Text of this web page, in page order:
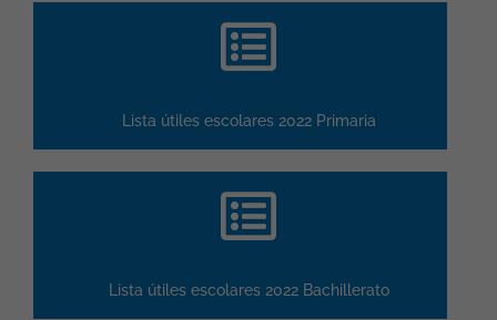
Lista útiles escolares 2022 Primaria
Lista útiles escolares 2022 Bachillerato